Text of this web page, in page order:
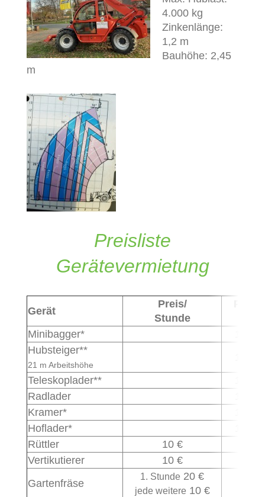
4.000 kg
Zinkenlänge:
1,2 m
Bauhöhe: 2,45
m
Preisliste
Gerätevermietung
Gerät
Preis/
Stunde
Minibagger*
Hubsteiger**
21 m Arbeitshöhe
Teleskoplader**
Radlader
Kramer*
Hoflader*
Rüttler
10 €
Vertikutierer
10 €
Gartenfräse
1. Stunde 20 €
jede weitere 10 €